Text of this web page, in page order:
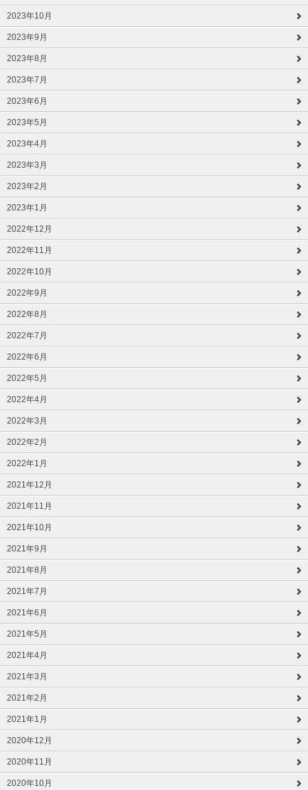
2023年10月
2023年9月
2023年8月
2023年7月
2023年6月
2023年5月
2023年4月
2023年3月
2023年2月
2023年1月
2022年12月
2022年11月
2022年10月
2022年9月
2022年8月
2022年7月
2022年6月
2022年5月
2022年4月
2022年3月
2022年2月
2022年1月
2021年12月
2021年11月
2021年10月
2021年9月
2021年8月
2021年7月
2021年6月
2021年5月
2021年4月
2021年3月
2021年2月
2021年1月
2020年12月
2020年11月
2020年10月